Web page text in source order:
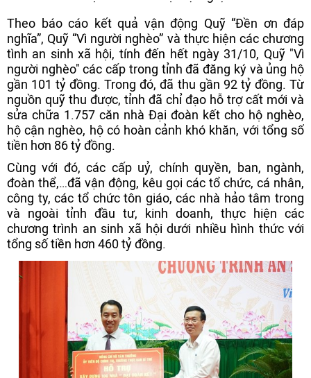
Theo báo cáo kết quả vận động Quỹ “Đền ơn đáp
nghĩa”, Quỹ “Vì người nghèo” và thực hiện các chương
tình an sinh xã hội, tính đến hết ngày 31/10, Quỹ "Vì
người nghèo" các cấp trong tỉnh đã đăng ký và ủng hộ
gần 101 tỷ đồng. Trong đó, đã thu gần 92 tỷ đồng. Từ
nguồn quỹ thu được, tỉnh đã chỉ đạo hỗ trợ cất mới và
sửa chữa 1.757 căn nhà Đại đoàn kết cho hộ nghèo,
hộ cận nghèo, hộ có hoàn cảnh khó khăn, với tổng số
tiền hơn 86 tỷ đồng.
Cùng với đó, các cấp uỷ, chính quyền, ban, ngành,
đoàn thể,…đã vận động, kêu gọi các tổ chức, cá nhân,
công ty, các tổ chức tôn giáo, các nhà hảo tâm trong
và ngoài tỉnh đầu tư, kinh doanh, thực hiện các
chương trình an sinh xã hội dưới nhiều hình thức với
tổng số tiền hơn 460 tỷ đồng.